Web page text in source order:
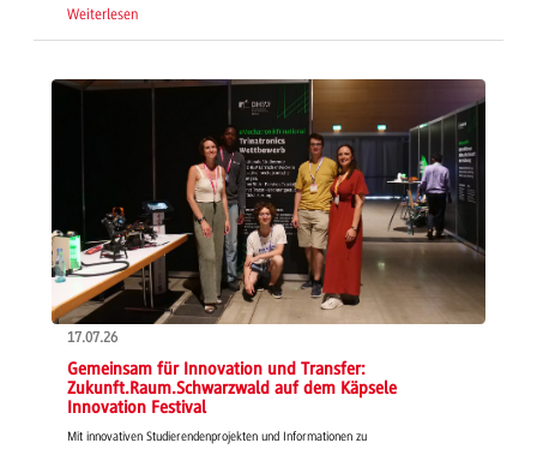
Weiterlesen
17.07.26
Gemeinsam für Innovation und Transfer:
Zukunft.Raum.Schwarzwald auf dem Käpsele
Innovation Festival
Mit innovativen Studierendenprojekten und Informationen zu